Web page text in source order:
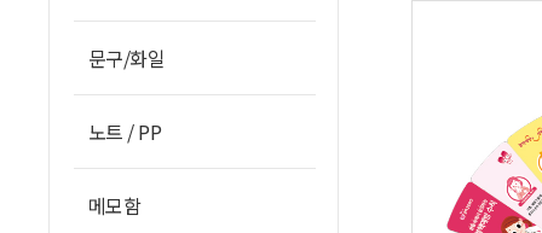
문구/화일
노트 / PP
메모함